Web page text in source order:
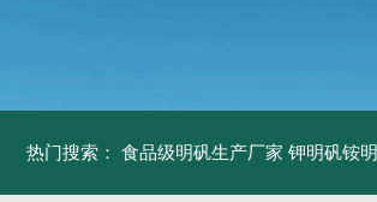
热门搜索： 食品级明矾生产厂家 钾明矾铵